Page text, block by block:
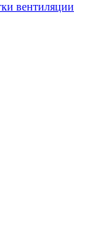
вентиляции